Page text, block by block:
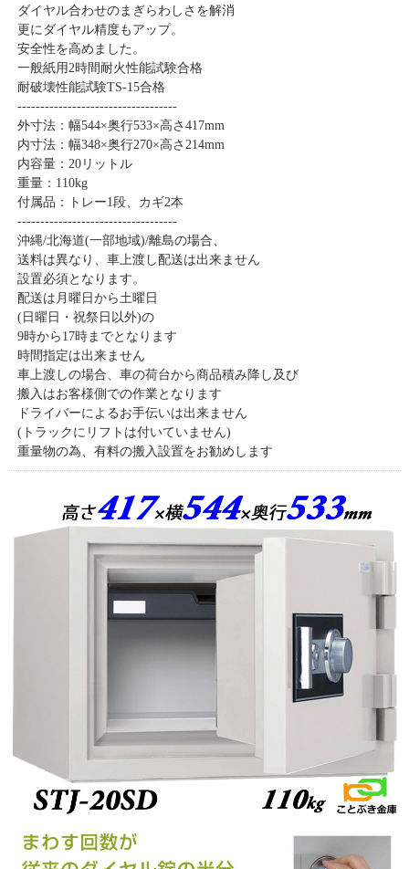
ダイヤル合わせのまぎらわしさを解消
更にダイヤル精度もアップ。
安全性を高めました。
一般紙用2時間耐火性能試験合格
耐破壊性能試験TS-15合格
-----------------------------------
外寸法：幅544×奥行533×高さ417mm
内寸法：幅348×奥行270×高さ214mm
内容量：20リットル
重量：110kg
付属品：トレー1段、カギ2本
-----------------------------------
沖縄/北海道(一部地域)/離島の場合、
送料は異なり、車上渡し配送は出来ません
設置必須となります。
配送は月曜日から土曜日
(日曜日・祝祭日以外)の
9時から17時までとなります
時間指定は出来ません
車上渡しの場合、車の荷台から商品積み降し及び
搬入はお客様側での作業となります
ドライバーによるお手伝いは出来ません
(トラックにリフトは付いていません)
重量物の為、有料の搬入設置をお勧めします